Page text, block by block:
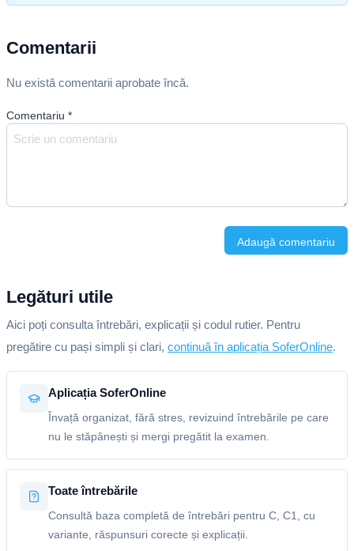
Comentarii
Nu există comentarii aprobate încă.
Comentariu *
Adaugă comentariu
Legături utile
Aici poți consulta întrebări, explicații și codul rutier. Pentru
pregătire cu pași simpli și clari, continuă în aplicația SoferOnline.
Aplicația SoferOnline
Învață organizat, fără stres, revizuind întrebările pe care
nu le stăpânești și mergi pregătit la examen.
Toate întrebările
Consultă baza completă de întrebări pentru C, C1, cu
variante, răspunsuri corecte și explicații.